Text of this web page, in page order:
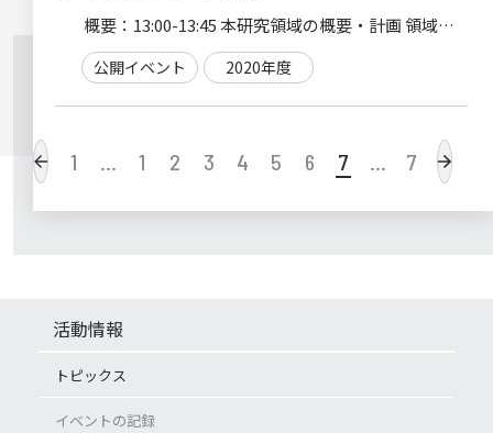
概要：
公開イベント 2020年度
1 1 2 3 4 5 6 7 7
活動情報
トピックス
イベントの記録